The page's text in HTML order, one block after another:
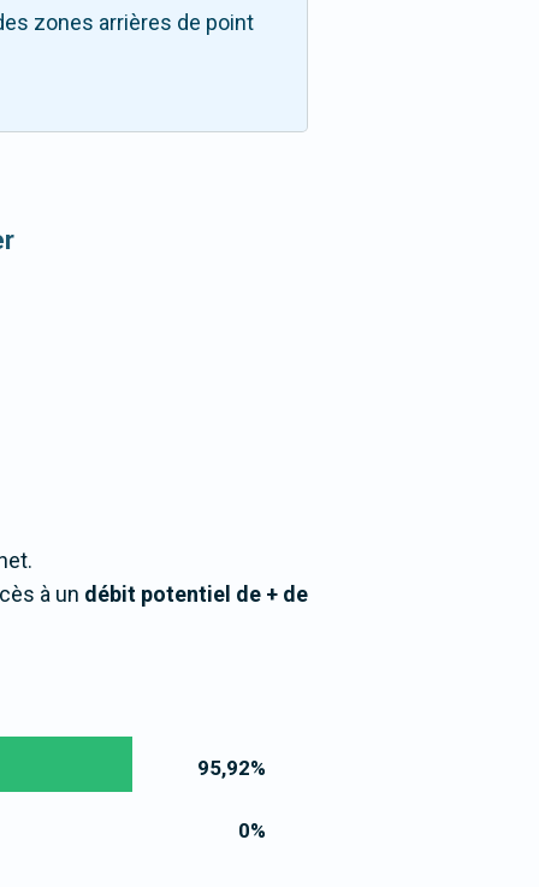
zones arrières de point
à un débit potentiel de + de
95,92%
0%